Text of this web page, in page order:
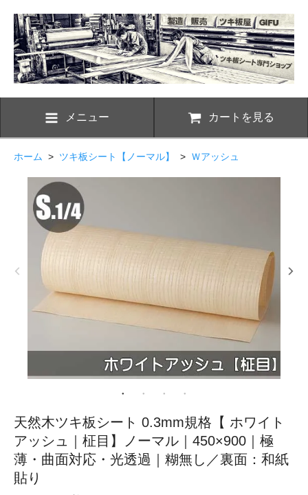
メニュー カートを見る
ホーム > ツキ板シート【ノーマル】 > Ｗアッシュ
天然木ツキ板シート 0.3mm規格【 ホワイト
アッシュ｜柾目】ノーマル｜450×900｜極
薄・曲面対応・光透過｜糊無し／裏面：和紙
貼り